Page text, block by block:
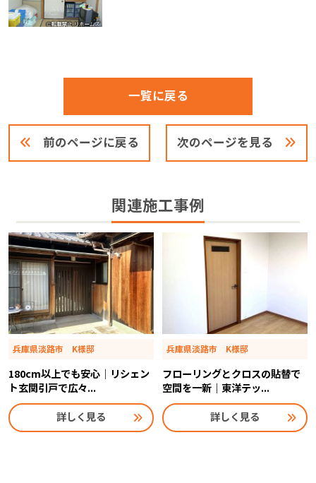
前のページに戻る
一覧に戻る
次のページを見る
関連施工事例
兵庫県淡路市 K様邸
180cm以上でも安心｜リシェン
ト玄関引戸で広々...
詳しく見る
兵庫県淡路市 K様邸
フローリングとクロスの貼替で
空間を一新｜東洋テッ...
詳しく見る